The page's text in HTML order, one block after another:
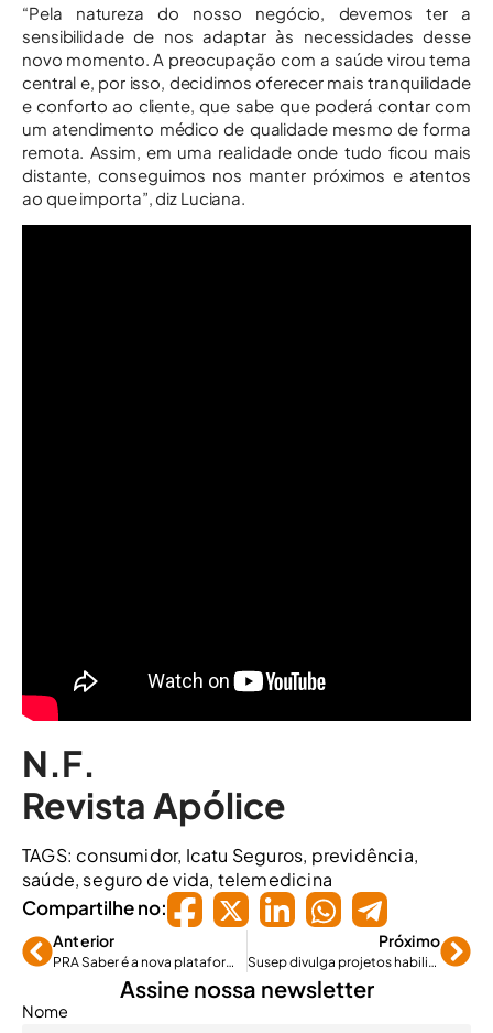
“Pela natureza do nosso negócio, devemos ter a
sensibilidade de nos adaptar às necessidades desse
novo momento. A preocupação com a saúde virou tema
central e, por isso, decidimos oferecer mais tranquilidade
e conforto ao cliente, que sabe que poderá contar com
um atendimento médico de qualidade mesmo de forma
remota. Assim, em uma realidade onde tudo ficou mais
distante, conseguimos nos manter próximos e atentos
ao que importa”, diz Luciana.
N.F.
Revista Apólice
TAGS: consumidor, Icatu Seguros, previdência,
saúde, seguro de vida, telemedicina
Compartilhe no:
Anterior
PRA Saber é a nova plataforma de capacitação para os corretores de seguros
Próximo
Susep divulga projetos habilitados para o Sandbox
Assine nossa newsletter
Nome